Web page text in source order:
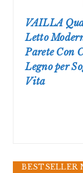
VAILLA
Letto
Parete Con
Legno per
Vita
BESTSELLER